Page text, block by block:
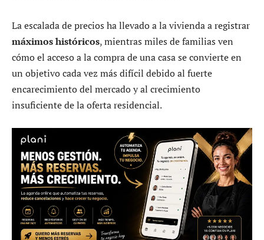
La escalada de precios ha llevado a la vivienda a registrar
máximos históricos, mientras miles de familias ven
cómo el acceso a la compra de una casa se convierte en
un objetivo cada vez más difícil debido al fuerte
encarecimiento del mercado y al crecimiento
insuficiente de la oferta residencial.